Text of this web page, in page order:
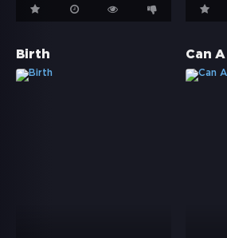
Birth